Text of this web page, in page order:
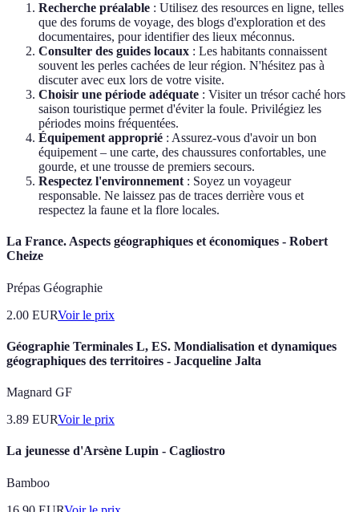
Recherche préalable : Utilisez des resources en ligne, telles
que des forums de voyage, des blogs d'exploration et des
documentaires, pour identifier des lieux méconnus.
Consulter des guides locaux : Les habitants connaissent
souvent les perles cachées de leur région. N'hésitez pas à
discuter avec eux lors de votre visite.
Choisir une période adéquate : Visiter un trésor caché hors
saison touristique permet d'éviter la foule. Privilégiez les
périodes moins fréquentées.
Équipement approprié : Assurez-vous d'avoir un bon
équipement – une carte, des chaussures confortables, une
gourde, et une trousse de premiers secours.
Respectez l'environnement : Soyez un voyageur
responsable. Ne laissez pas de traces derrière vous et
respectez la faune et la flore locales.
La France. Aspects géographiques et économiques - Robert
Cheize
Prépas Géographie
2.00 EURVoir le prix
Géographie Terminales L, ES. Mondialisation et dynamiques
géographiques des territoires - Jacqueline Jalta
Magnard GF
3.89 EURVoir le prix
La jeunesse d'Arsène Lupin - Cagliostro
Bamboo